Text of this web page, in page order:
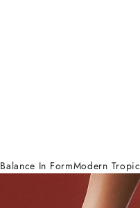
Balance In FormModern Tropic